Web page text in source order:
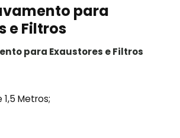
para
e Filtros
para Exaustores e Filtros
1,5 Metros;